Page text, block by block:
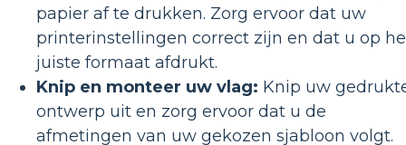
papier af te drukken. Zorg ervoor dat uw
printerinstellingen correct zijn en dat u op
juiste formaat afdrukt.
Knip en monteer uw vlag: Knip uw
ontwerp uit en zorg ervoor dat u de
afmetingen van uw gekozen sjabloon volgt.